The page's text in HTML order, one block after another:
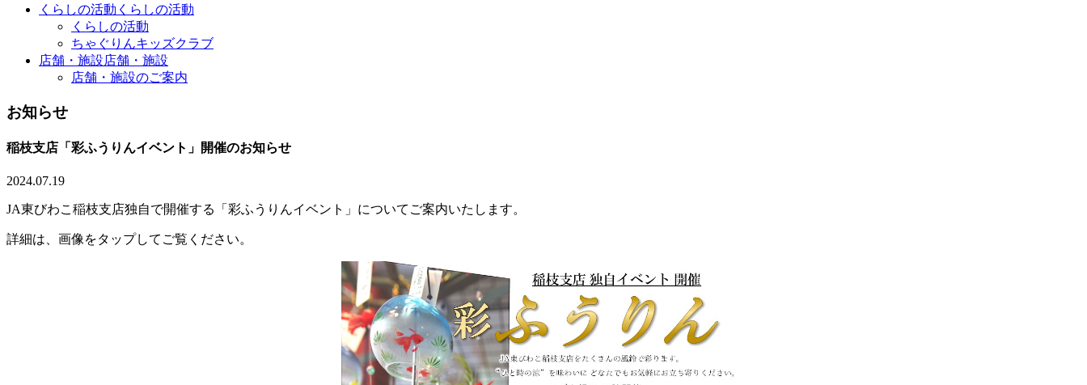
くらしの活動 くらしの活動
くらしの活動
ちゃぐりんキッズクラブ
店舗・施設店舗・施設
店舗・施設のご案内
お知らせ
稲枝支店「彩ふうりんイベント」開催のお知らせ
2024.07.19
JA東びわこ稲枝支店独自で開催する「彩ふうりんイベント」についてご案内いたします。
詳細は、画像をタップしてご覧ください。